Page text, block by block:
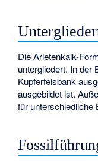
Die Arietenkalk-
untergliedert. In der
Kupferfelsbank
ausgebildet ist.
für unterschiedliche